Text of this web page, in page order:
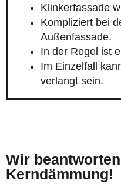
Klinkerfassade
Kompliziert bei
Außenfassade.
In der Regel ist
Im Einzelfall
verlangt sein.
Wir
Kerndämmung!